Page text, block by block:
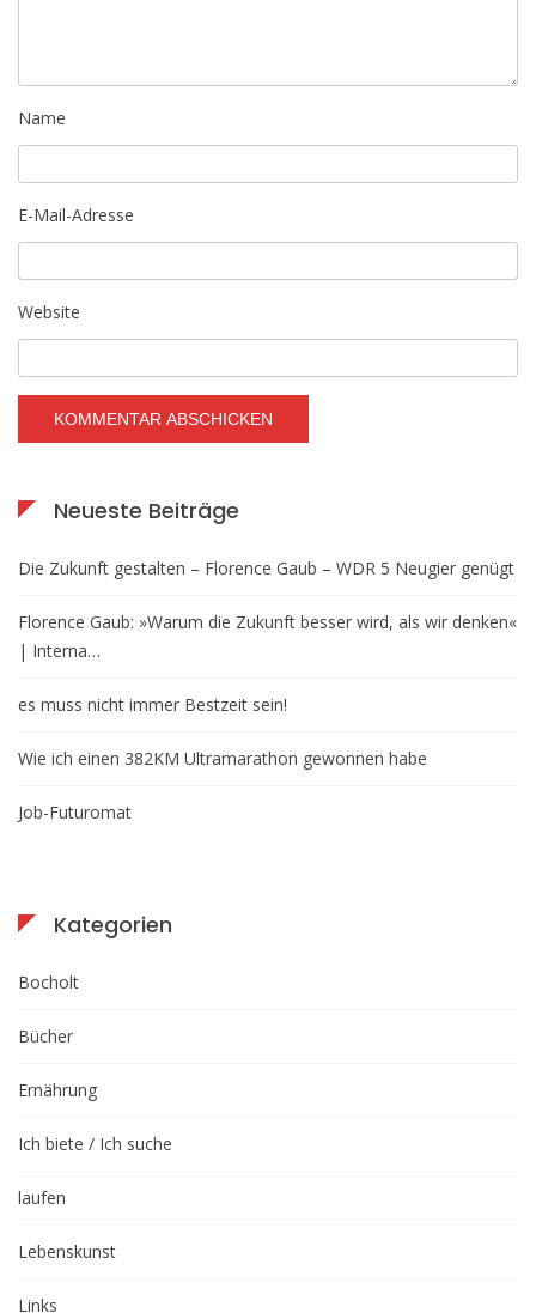
Name
E-Mail-Adresse
Website
Neueste Beiträge
Die Zukunft gestalten – Florence Gaub – WDR 5 Neugier genügt
Florence Gaub: »Warum die Zukunft besser wird, als wir denken«
| Interna…
es muss nicht immer Bestzeit sein!
Wie ich einen 382KM Ultramarathon gewonnen habe
Job-Futuromat
Kategorien
Bocholt
Bücher
Ernährung
Ich biete / Ich suche
laufen
Lebenskunst
Links